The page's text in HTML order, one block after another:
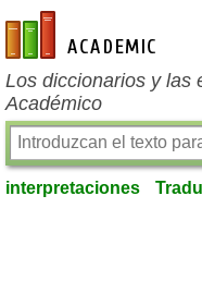
es-academic.com
Los diccionarios y las
Académico
interpretaciones